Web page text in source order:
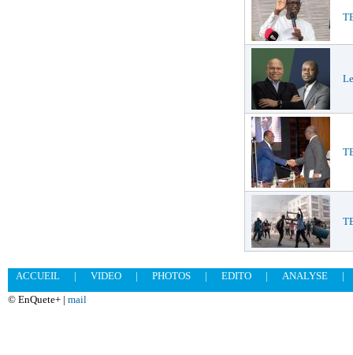
ACCUEIL | VIDEO | PHOTOS | EDITO | ANALYSE
|
© EnQuete+ | mail